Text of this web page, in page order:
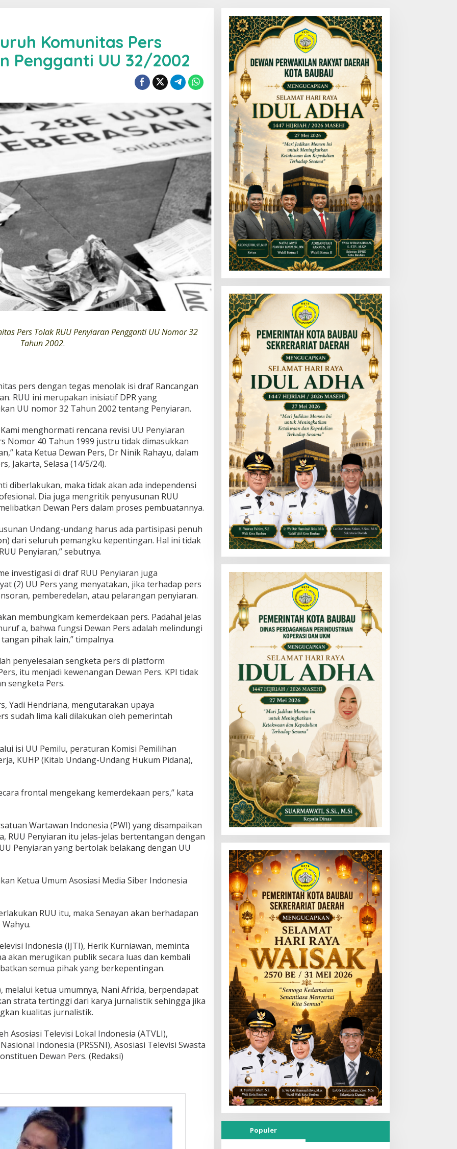
Komunitas Pers
Pengganti UU 32/2002
Pers Tolak RUU Penyiaran Pengganti UU Nomor 32
Tahun 2002.
pers dengan tegas menolak isi draf Rancangan
RUU ini merupakan inisiatif DPR yang
UU nomor 32 Tahun 2002 tentang Penyiaran.
menghormati rencana revisi UU Penyiaran
Nomor 40 Tahun 1999 justru tidak dimasukkan
kata Ketua Dewan Pers, Dr Ninik Rahayu, dalam
Jakarta, Selasa (14/5/24).
diberlakukan, maka tidak akan ada independensi
Dia juga mengritik penyusunan RUU
Dewan Pers dalam proses pembuatannya.
Undang-undang harus ada partisipasi penuh
dari seluruh pemangku kepentingan. Hal ini tidak
Penyiaran,” sebutnya.
investigasi di draf RUU Penyiaran juga
(2) UU Pers yang menyatakan, jika terhadap pers
pemberedelan, atau pelarangan penyiaran.
membungkam kemerdekaan pers. Padahal jelas
a, bahwa fungsi Dewan Pers adalah melindungi
pihak lain,” timpalnya.
penyelesaian sengketa pers di platform
itu menjadi kewenangan Dewan Pers. KPI tidak
sengketa Pers.
Yadi Hendriana, mengutarakan upaya
sudah lima kali dilakukan oleh pemerintah
isi UU Pemilu, peraturan Komisi Pemilihan
KUHP (Kitab Undang-Undang Hukum Pidana),
frontal mengekang kemerdekaan pers,” kata
Wartawan Indonesia (PWI) yang disampaikan
RUU Penyiaran itu jelas-jelas bertentangan dengan
Penyiaran yang bertolak belakang dengan UU
Ketua Umum Asosiasi Media Siber Indonesia
RUU itu, maka Senayan akan berhadapan
Indonesia (IJTI), Herik Kurniawan, meminta
akan merugikan publik secara luas dan kembali
semua pihak yang berkepentingan.
melalui ketua umumnya, Nani Afrida, berpendapat
strata tertinggi dari karya jurnalistik sehingga jika
kualitas jurnalistik.
Asosiasi Televisi Lokal Indonesia (ATVLI),
Indonesia (PRSSNI), Asosiasi Televisi Swasta
Dewan Pers. (Redaksi)
Populer